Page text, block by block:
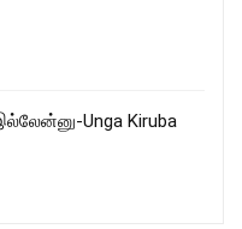
Unga Kiruba